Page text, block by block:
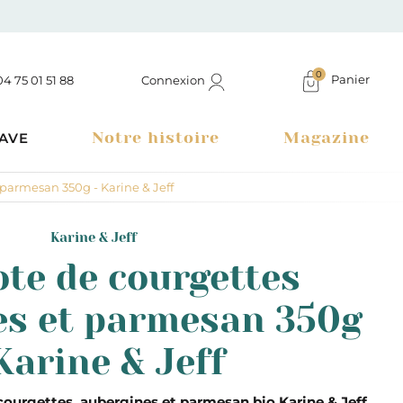
75 01 51 88 Connexion 0 Panier
Notre histoire Magazine
350g - Karine & Jeff
Karine & Jeff
de courgettes
et parmesan 350g
& Jeff